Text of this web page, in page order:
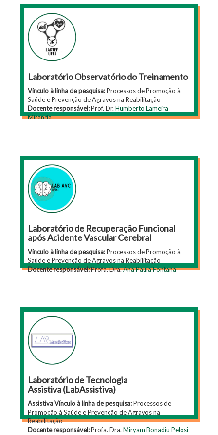
Laboratório Observatório do Treinamento
Vínculo à linha de pesquisa:Processos de Promoção à
Saúde e Prevenção de Agravos na Reabilitação
Docente responsável:Prof. Dr. Humberto Lameira
Miranda
Laboratório de Recuperação Funcional
após Acidente Vascular Cerebral
Vínculo à linha de pesquisa:Processos de Promoção à
Saúde e Prevenção de Agravos na Reabilitação
Docente responsável:Profa. Dra.Ana Paula Fontana
Laboratório de Tecnologia
Assistiva (LabAssistiva)
Assistiva Vínculo à linha de pesquisa:Processos de
Promoção à Saúde e Prevenção de Agravos na
Reabilitação
Docente responsável:Profa. Dra. Miryam Bonadiu Pelosi